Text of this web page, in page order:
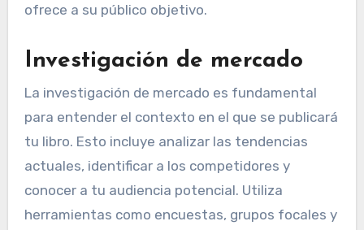
ofrece a su público objetivo.
Investigación de mercado
La investigación de mercado es fundamental
para entender el contexto en el que se publicará
tu libro. Esto incluye analizar las tendencias
actuales, identificar a los competidores y
conocer a tu audiencia potencial. Utiliza
herramientas como encuestas, grupos focales y